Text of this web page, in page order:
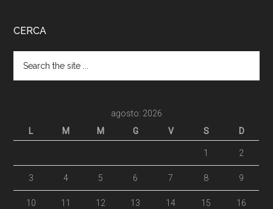
CERCA
agosto: 2026
L
M M G V S D
1 2
3 4 5 6 7 8 9
10 11 12 13 14 15 16